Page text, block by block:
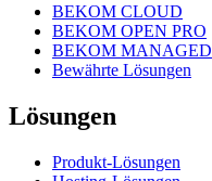
BEKOM CLOUD
BEKOM OPEN PRO
BEKOM MANAGED
Bewährte Lösungen
Lösungen
Produkt-Lösungen